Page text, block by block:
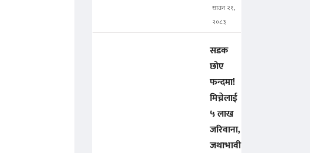
साउन २१,
२०८३
सडक
छोए
फन्दमा!
मिच्नेलाई
५ लाख
जरिवाना,
जथाभावी